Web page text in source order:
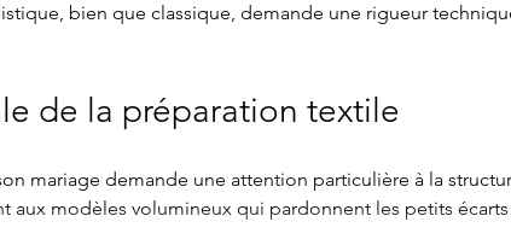
bien que classique, demande une rigueur
de la préparation textile
mariage demande une attention particulière à la
aux modèles volumineux qui pardonnent les petits